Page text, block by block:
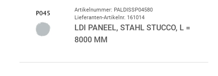
Bitte im Bemerkungsfeld beim Kauf angeben, wenn eine
andere Innenfarbe gewünscht wird.
Artikelnummer: PALDISSP04580
Lieferanten-Artikelnr. 161014
LDI PANEEL, STAHL STUCCO, L =
8000 MM